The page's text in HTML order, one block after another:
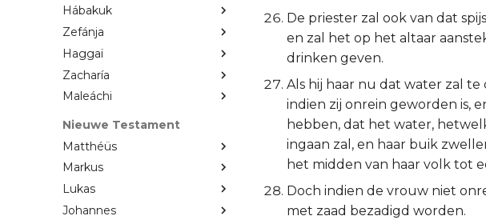
Hábakuk
Zefánja
Haggaï
Zacharía
Maleáchi
Nieuwe Testament
Matthéüs
Markus
Lukas
Johannes
De priester zal ook van dat
en zal het op het altaar
drinken geven.
Als hij haar nu dat water zal
indien zij onrein geworden is,
hebben, dat het water,
ingaan zal, en haar buik
het midden van haar volk tot
Doch indien de vrouw niet
met zaad bezadigd worden.